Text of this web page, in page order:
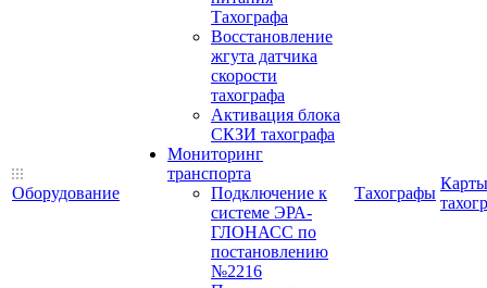
Оборудование
Тахографа
Восстановление
жгута датчика
скорости
тахографа
Активация блока
СКЗИ тахографа
Мониторинг
транспорта
Подключение к
системе ЭРА-
ГЛОНАСС по
постановлению
№2216
Тахографы
Карты